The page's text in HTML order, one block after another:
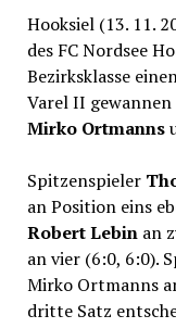
Hooksiel (13. 11.
des FC Nordsee
Bezirksklasse
Varel II
Mirko Ortmanns
Spitzenspieler
an Position eins
Robert Lebinan
an vier (6:0, 6:0).
Mirko Ortmanns
dritte Satz